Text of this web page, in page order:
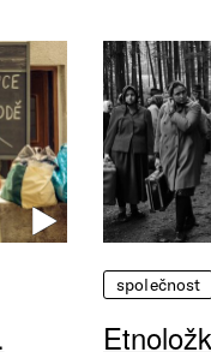
společnost